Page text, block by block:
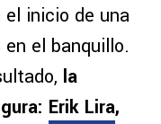
inicio de una
el banquillo.
la
Erik Lira,